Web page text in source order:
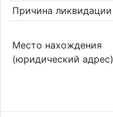
Причина ликвидации
Место нахождения
(юридический адрес)